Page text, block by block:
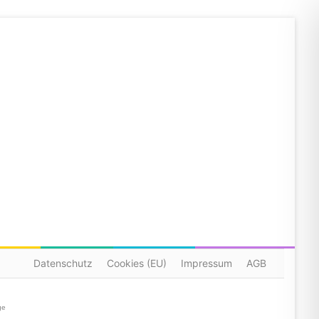
Datenschutz Cookies (EU) Impressum AGB